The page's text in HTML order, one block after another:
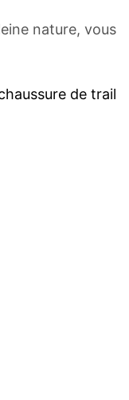
nature, vous
de trail